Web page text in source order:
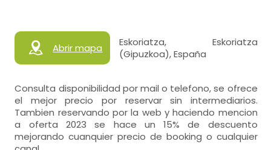
Abrir mapa
Eskoriatza, Eskoriatza
(Gipuzkoa), España
Consulta disponibilidad por mail o telefono, se ofrece
el mejor precio por reservar sin intermediarios.
Tambien reservando por la web y haciendo mencion
a oferta 2023 se hace un 15% de descuento
mejorando cuanquier precio de booking o cualquier